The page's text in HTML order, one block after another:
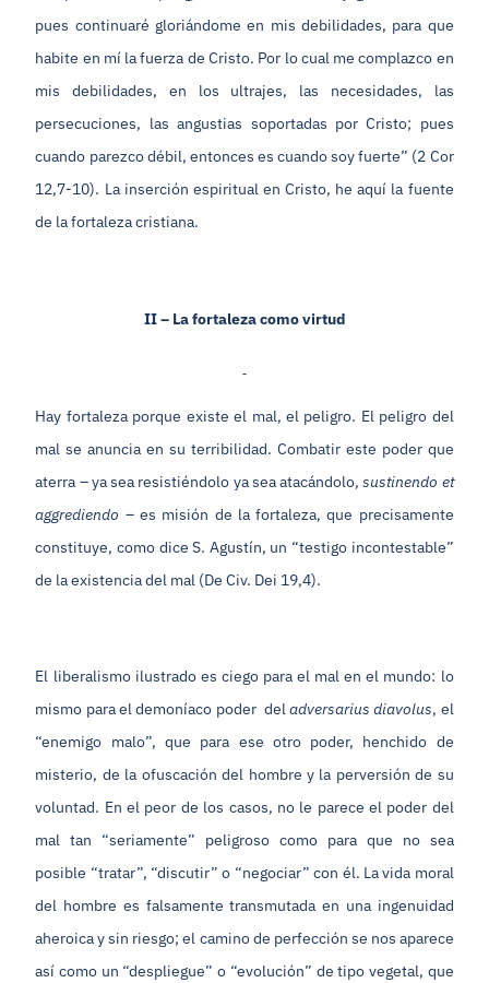
pues continuaré gloriándome en mis debilidades, para que
habite en mí la fuerza de Cristo. Por lo cual me complazco en
mis debilidades, en los ultrajes, las necesidades, las
persecuciones, las angustias soportadas por Cristo; pues
cuando parezco débil, entonces es cuando soy fuerte” (2 Cor
12,7-10). La inserción espiritual en Cristo, he aquí la fuente
de la fortaleza cristiana.
II – La fortaleza como virtud
Hay fortaleza porque existe el mal, el peligro. El peligro del
mal se anuncia en su terribilidad. Combatir este poder que
aterra – ya sea resistiéndolo ya sea atacándolo,sustinendo et
aggrediendo – es misión de la fortaleza, que precisamente
constituye, como dice S. Agustín, un “testigo incontestable”
de la existencia del mal (De Civ. Dei 19,4).
El liberalismo ilustrado es ciego para el mal en el mundo: lo
mismo para el demoníaco poder deladversarius diavolus, el
“enemigo malo”, que para ese otro poder, henchido de
misterio, de la ofuscación del hombre y la perversión de su
voluntad. En el peor de los casos, no le parece el poder del
mal tan “seriamente” peligroso como para que no sea
posible “tratar”, “discutir” o “negociar” con él. La vida moral
del hombre es falsamente transmutada en una ingenuidad
aheroica y sin riesgo; el camino de perfección se nos aparece
así como un “despliegue” o “evolución” de tipo vegetal, que